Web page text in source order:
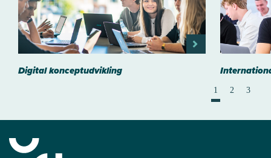
1 2 3
Digital konceptudvikling